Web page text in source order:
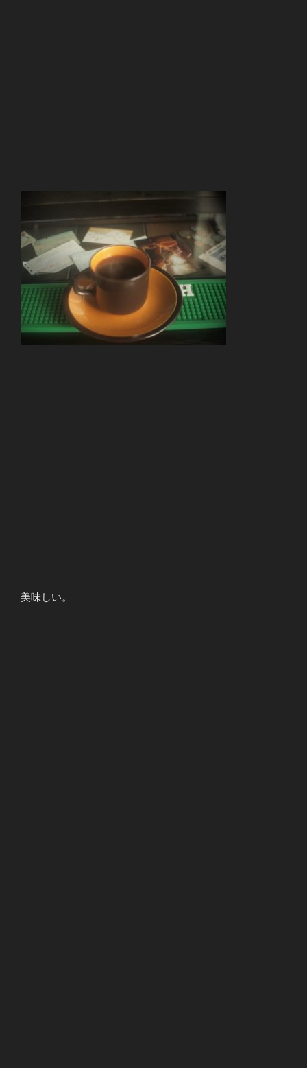
美味しい。